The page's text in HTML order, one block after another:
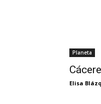
Planeta
Elisa